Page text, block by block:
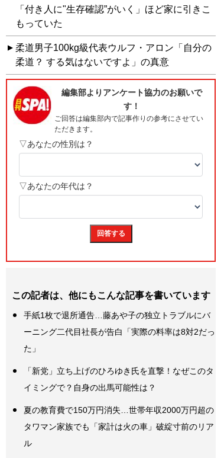
「付き人に"生存確認”がいく」ほど家に引きこ
もっていた
柔道男子100kg級代表ウルフ・アロン「自分の
柔道？ する気はないですよ」の真意
この記者は、他にもこんな記事を書いています
手紙1枚で退所通告…藤あや子の独立トラブルにバ
ーニング二代目社長が告白「実際の料率は8対2だっ
た」
「新党」立ち上げのひろゆき氏を直撃！なぜこのタ
イミングで？自身の出馬可能性は？
夏の教育費で150万円消失…世帯年収2000万円超の
タワマン家族でも「家計は火の車」破綻寸前のリア
ル